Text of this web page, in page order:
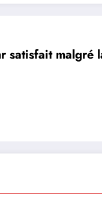
satisfait malgré